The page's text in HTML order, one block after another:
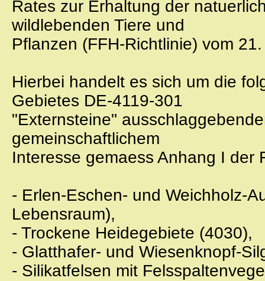
Rates zur Erhaltung der
wildlebenden Tiere und
Pflanzen (FFH-Richtlinie) vom
Hierbei handelt es sich um die
Gebietes DE-4119-301
"Externsteine"
gemeinschaftlichem
Interesse gemaess Anhang I der
- Erlen-Eschen- und Weichholz-
Lebensraum),
- Trockene Heidegebiete (4030),
- Glatthafer- und Wiesenknopf-
- Silikatfelsen mit